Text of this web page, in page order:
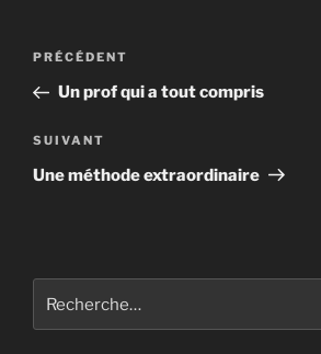
Navigation
l’article
Article
précédent
PRÉCÉDENT
Un prof qui a tout compris
Article
suivant
SUIVANT
Une méthode extraordinaire
pour